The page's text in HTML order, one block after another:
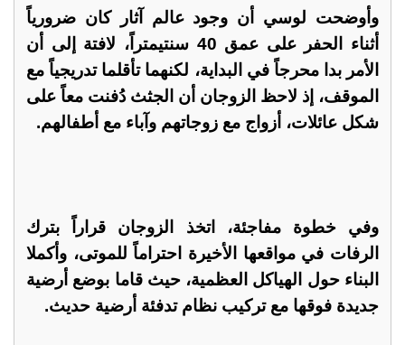
وأوضحت لوسي أن وجود عالم آثار كان ضرورياً
أثناء الحفر على عمق 40 سنتيمتراً، لافتة إلى أن
الأمر بدا محرجاً في البداية، لكنهما تأقلما تدريجياً مع
الموقف، إذ لاحظ الزوجان أن الجثث دُفنت معاً على
شكل عائلات، أزواج مع زوجاتهم وآباء مع أطفالهم.
وفي خطوة مفاجئة، اتخذ الزوجان قراراً بترك
الرفات في مواقعها الأخيرة احتراماً للموتى، وأكملا
البناء حول الهياكل العظمية، حيث قاما بوضع أرضية
جديدة فوقها مع تركيب نظام تدفئة أرضية حديث.